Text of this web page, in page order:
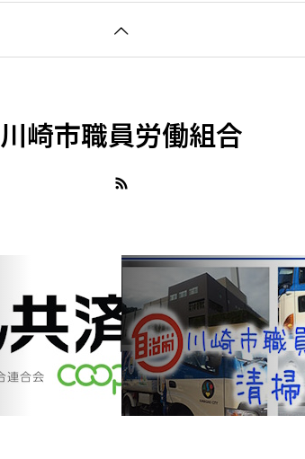
川崎市職員労働組合